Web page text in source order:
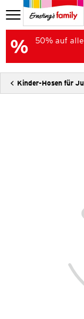
50% auf
Kinder-Hosen für